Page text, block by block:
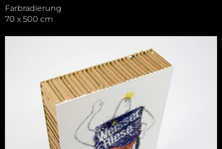
Farbradierung
70 x 500 cm